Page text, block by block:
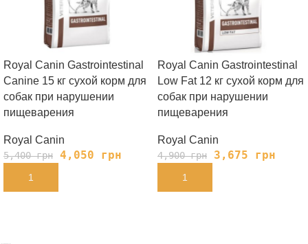
Royal Canin Gastrointestinal
Canine 15 кг сухой корм для
собак при нарушении
пищеварения
Royal Canin
5,400грн 4,050 грн
В КОРЗИНУ
Royal Canin Gastrointestinal
Low Fat 12 кг сухой корм для
собак при нарушении
пищеварения
Royal Canin
4,900грн 3,675 грн
В КОРЗИНУ